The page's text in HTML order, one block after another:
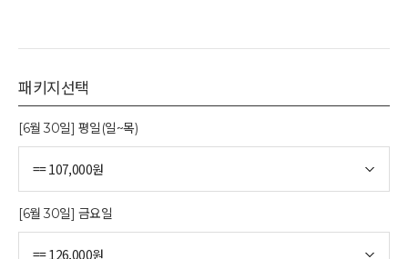
패키지선택
[6월 30일] 평일(일~목)
[6월 30일] 금요일